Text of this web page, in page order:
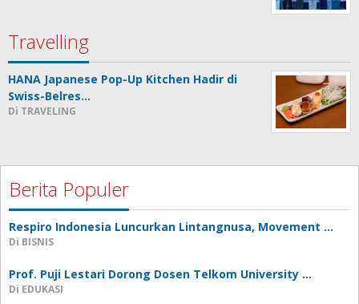
Travelling
HANA Japanese Pop-Up Kitchen Hadir di
Swiss-Belres…
Di TRAVELING
Berita Populer
Respiro Indonesia Luncurkan Lintangnusa, Movement …
Di BISNIS
Prof. Puji Lestari Dorong Dosen Telkom University …
Di EDUKASI